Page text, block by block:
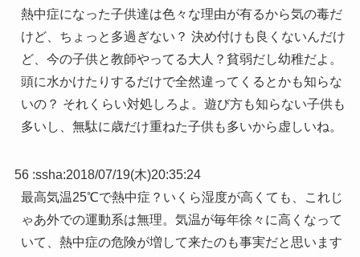
熱中症になった子供達は色々な理由が有るから気の毒だ
けど、ちょっと多過ぎない？ 決め付けも良くないんだけ
ど、今の子供と教師やってる大人？貧弱だし幼稚だよ。
頭に水かけたりするだけで全然違ってくるとかも知らな
いの？ それくらい対処しろよ。遊び方も知らない子供も
多いし、無駄に歳だけ重ねた子供も多いから虚しいね。
56 :ssha:2018/07/19(木)20:35:24
最高気温25℃で熱中症？いくら湿度が高くても、これじ
ゃあ外での運動系は無理。気温が毎年徐々に高くなって
いて、熱中症の危険が増して来たのも事実だと思います